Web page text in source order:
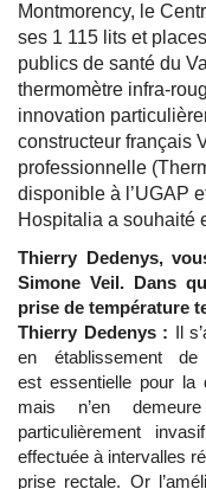
Montmorency, le
ses 1 115 lits et
publics de santé du
thermomètre infra-
innovation
constructeur français
professionnelle
disponible à l’UGAP
Hospitalia a souhaité
Thierry Dedenys,
Simone Veil. Dans
prise de température
Thierry Dedenys : Il
en établissement
est essentielle pour la
mais n’en
particulièrement
effectuée à intervalles
prise rectale. Or